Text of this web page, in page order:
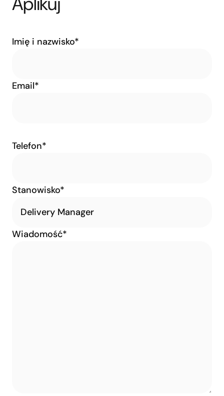
Imię i nazwisko*
Email*
Telefon*
Stanowisko*
Wiadomość*